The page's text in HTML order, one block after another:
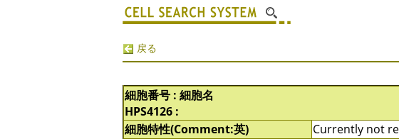
戻る
細胞番号 : 細胞名
HPS4126 :
細胞特性(Comment:英)
Currently not